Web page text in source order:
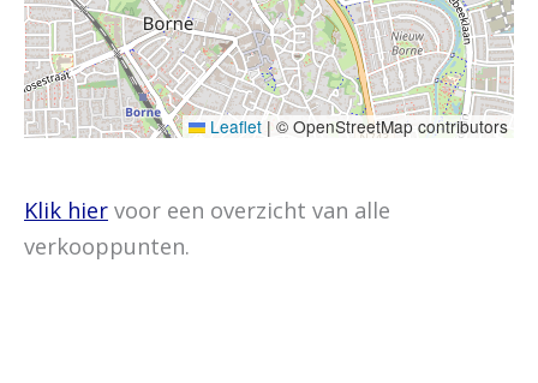
Leaflet | © OpenStreetMap contributors
Klik hier voor een overzicht van alle
verkooppunten.